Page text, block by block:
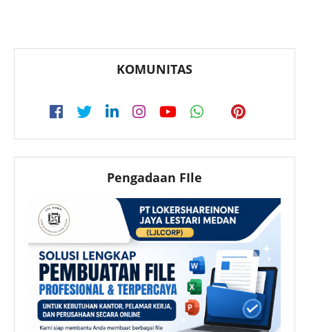
KOMUNITAS
Pengadaan FIle